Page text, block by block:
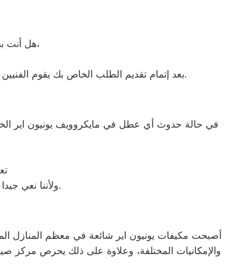
هل أنت بحاجة إلى خدمة الصيانة الفورية لغسالة الأطباق لديك؟ نحن نمنحك خدمة الصيانة الفورية التي ترغب بها،
بعد إتمام تقديم الطلب الخاص بك يقوم الفنيين التابعين لـ غسالات الاطباق ، بعمل معاينة بالمنزل لتحديد العطل، ثم القيام ب اصلاح غسالات اطباق يونيون اير دون سحب الجهاز إلى الوكلاء.
في حالة حدوث أي عطل في مايكروويف يونيون اير
ولأننا نعي جيدا مدى اهمية صيانة ميكروويف يونيون اير في المنزل فقد وفرنا خدمة مميزة وقطع غيار اصلية لكافة الأعطال.
أصبحت مكيفات يونيون اير شائعة في معظم المنازل
والإمكانيات المختلفة، وعلاوة على ذلك يحرص مركز